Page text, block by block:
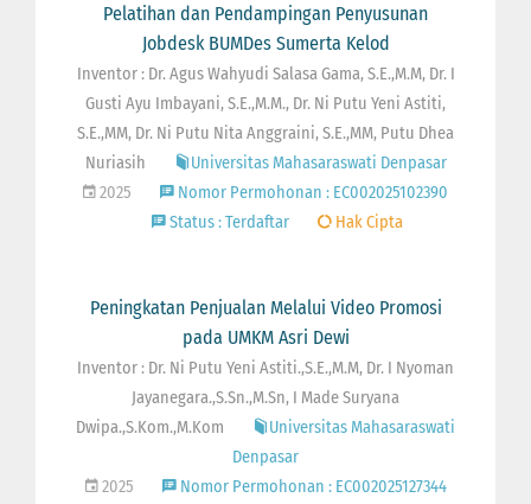
Pelatihan dan Pendampingan Penyusunan
Jobdesk BUMDes Sumerta Kelod
Inventor : Dr. Agus Wahyudi Salasa Gama, S.E.,M.M, Dr. I
Gusti Ayu Imbayani, S.E.,M.M., Dr. Ni Putu Yeni Astiti,
S.E.,MM, Dr. Ni Putu Nita Anggraini, S.E.,MM, Putu Dhea
Nuriasih
Universitas Mahasaraswati Denpasar
2025
Nomor Permohonan : EC002025102390
Status : Terdaftar
Hak Cipta
Peningkatan Penjualan Melalui Video Promosi
pada UMKM Asri Dewi
Inventor : Dr. Ni Putu Yeni Astiti.,S.E.,M.M, Dr. I Nyoman
Jayanegara.,S.Sn.,M.Sn, I Made Suryana
Dwipa.,S.Kom.,M.Kom
Universitas Mahasaraswati
Denpasar
2025
Nomor Permohonan : EC002025127344